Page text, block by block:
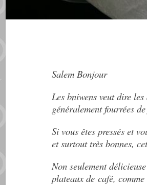
Salem Bonjour
Les bniwens veut dire
généralement fourrées
Si vous êtes pressés et
et surtout très bonnes,
Non seulement
plateaux de café,